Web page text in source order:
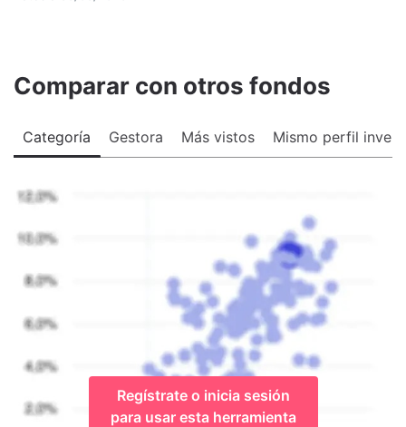
Comparar con otros fondos
Categoría Gestora Más vistos Mismo perfil
Regístrate o inicia sesión
para usar esta herramienta